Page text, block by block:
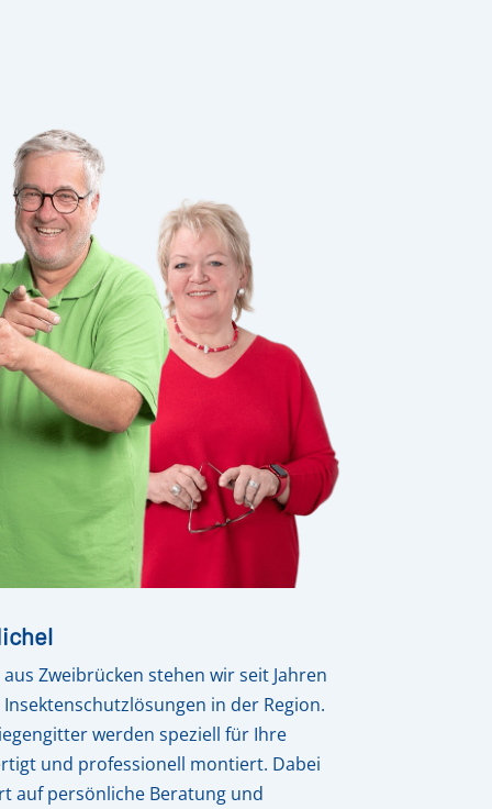
Zweibrücken stehen wir seit Jahren
in der Region.
werden speziell für Ihre
und professionell montiert. Dabei
auf persönliche Beratung und